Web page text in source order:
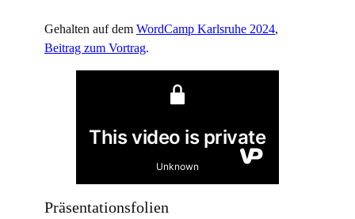
Gehalten auf dem WordCamp Karlsruhe 2024,
Beitrag zum Vortrag.
Präsentationsfolien